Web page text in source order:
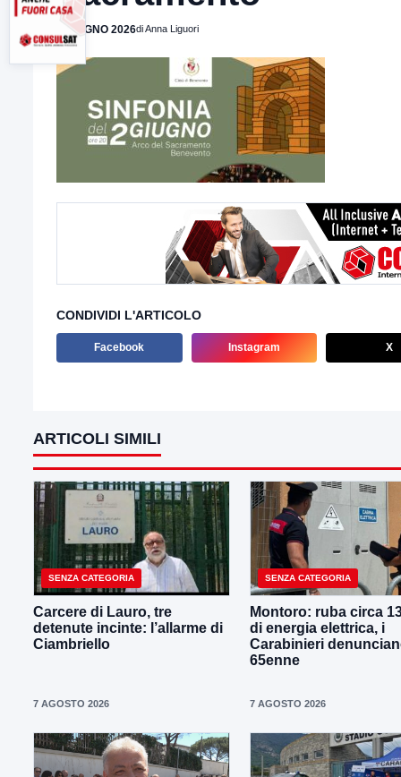
1 GIUGNO 2026di Anna Liguori
CONDIVIDI L'ARTICOLO
Facebook Instagram X
ARTICOLI SIMILI
SENZA CATEGORIA
Carcere di Lauro, tre
detenute incinte: l’allarme di
Ciambriello
7 AGOSTO 2026
SENZA CATEGORIA
Montoro: ruba circa
di energia elettrica, i
Carabinieri
65enne
7 AGOSTO 2026